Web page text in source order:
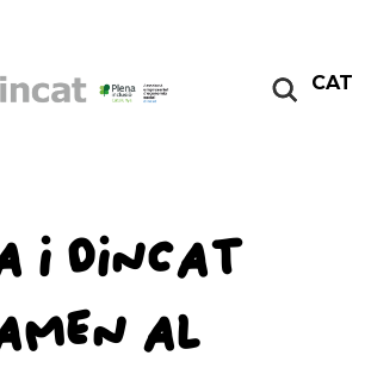
CAT
I DINCAT
AL